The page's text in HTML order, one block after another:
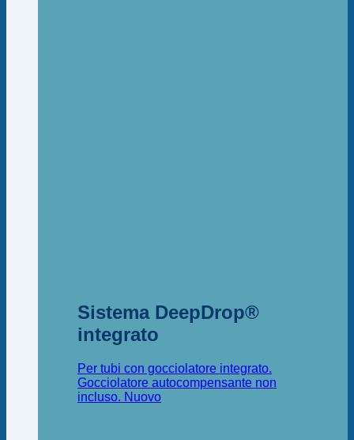
Sistema DeepDrop®
integrato
Per tubi con gocciolatore integrato.
Gocciolatore autocompensante non
incluso.